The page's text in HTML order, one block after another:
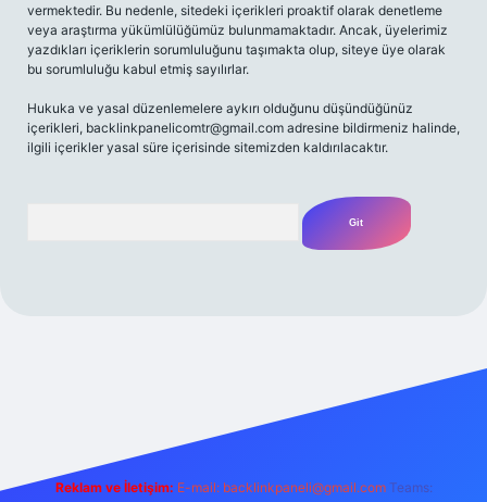
vermektedir. Bu nedenle, sitedeki içerikleri proaktif olarak denetleme
veya araştırma yükümlülüğümüz bulunmamaktadır. Ancak, üyelerimiz
yazdıkları içeriklerin sorumluluğunu taşımakta olup, siteye üye olarak
bu sorumluluğu kabul etmiş sayılırlar.
Hukuka ve yasal düzenlemelere aykırı olduğunu düşündüğünüz
içerikleri, backlinkpanelicomtr@gmail.com adresine bildirmeniz halinde,
ilgili içerikler yasal süre içerisinde sitemizden kaldırılacaktır.
Reklam ve İletişim: E-mail: backlinkpaneli@gmail.com Teams: